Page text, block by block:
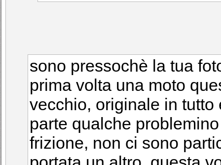
sono pressochè la tua
prima volta una moto
vecchio, originale in
parte qualche
frizione, non ci sono